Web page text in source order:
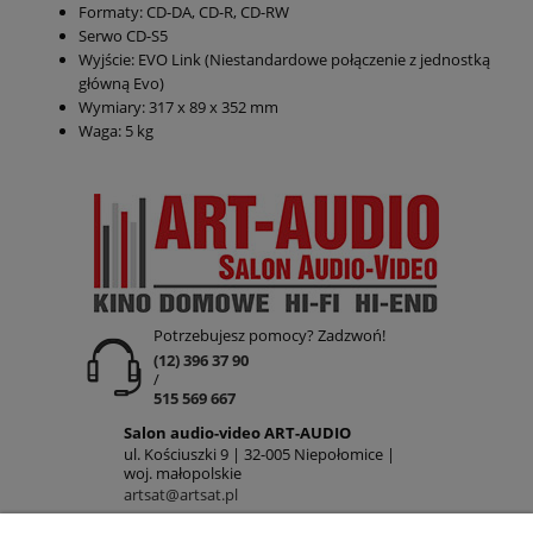
Formaty: CD-DA, CD-R, CD-RW
Serwo CD-S5
Wyjście: EVO Link (Niestandardowe połączenie z jednostką
główną Evo)
Wymiary: 317 x 89 x 352 mm
Waga: 5 kg
Potrzebujesz pomocy? Zadzwoń!
(12) 396 37 90
/
515 569 667
Salon audio-video ART-AUDIO
ul. Kościuszki 9 | 32-005 Niepołomice |
woj. małopolskie
artsat@artsat.pl